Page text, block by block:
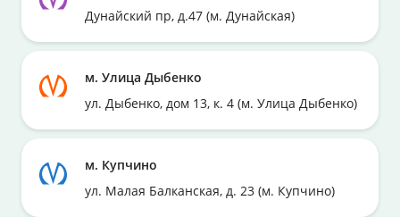
Дунайский пр, д.47 (м. Дунайская)
м. Улица Дыбенко
ул. Дыбенко, дом 13, к. 4 (м. Улица Дыбенко)
м. Купчино
ул. Малая Балканская, д. 23 (м. Купчино)